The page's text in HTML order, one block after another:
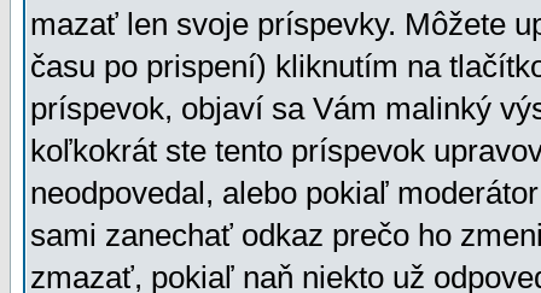
mazať len svoje príspevky. Môžete
času po prispení) kliknutím na
príspevok, objaví sa Vám malinký
koľkokrát ste tento príspevok
neodpovedal, alebo pokiaľ
sami zanechať odkaz prečo ho
zmazať, pokiaľ naň niekto už